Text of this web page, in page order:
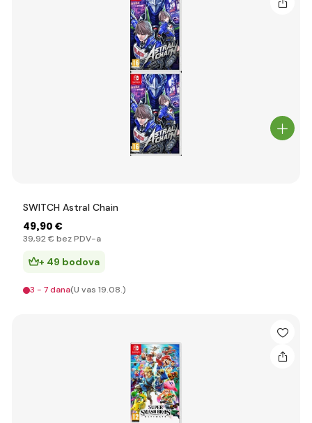
SWITCH Astral Chain
49,90 €
39,92 € bez PDV-a
+ 49 bodova
3 - 7 dana(U vas 19.08.)